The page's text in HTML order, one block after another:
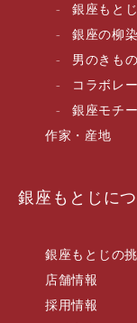
銀座もと
銀座の柳染
男のきも
コラボレ
銀座モチ
作家・産地
銀座もとじに
銀座もとじの
店舗情報
採用情報